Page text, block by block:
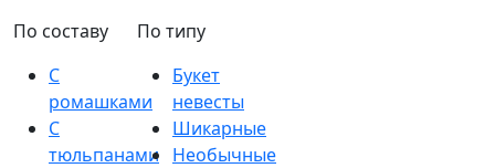
По составу
С
ромашками
С
тюльпанами
По типу
Букет
невесты
Шикарные
Необычные